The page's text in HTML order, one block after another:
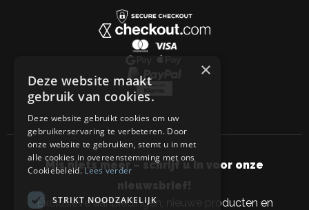
Mis niets meer – schrijf u in voor onze
nieuwsbrief!
Exclusieve aanbiedingen, nieuwe producten en
×
Deze website maakt
gebruik van cookies.
Deze website gebruikt cookies om uw
gebruikerservaring te verbeteren. Door
onze website te gebruiken, stemt u in met
alle cookies in overeenstemming met ons
Cookiebeleid.Lees verder
STRIKT NOODZAKELIJK